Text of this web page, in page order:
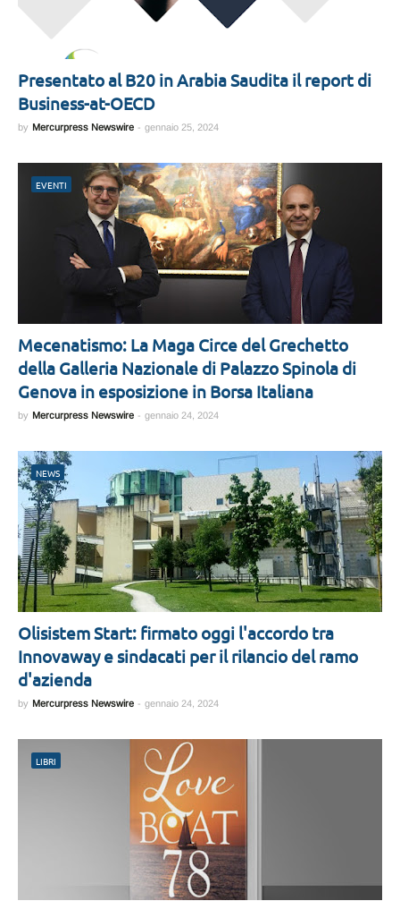
Presentato al B20 in Arabia Saudita il report di
Business-at-OECD
by Mercurpress Newswire - gennaio 25, 2024
EVENTI
Mecenatismo: La Maga Circe del Grechetto
della Galleria Nazionale di Palazzo Spinola di
Genova in esposizione in Borsa Italiana
by Mercurpress Newswire - gennaio 24, 2024
NEWS
Olisistem Start: firmato oggi l'accordo tra
Innovaway e sindacati per il rilancio del ramo
d'azienda
by Mercurpress Newswire - gennaio 24, 2024
LIBRI